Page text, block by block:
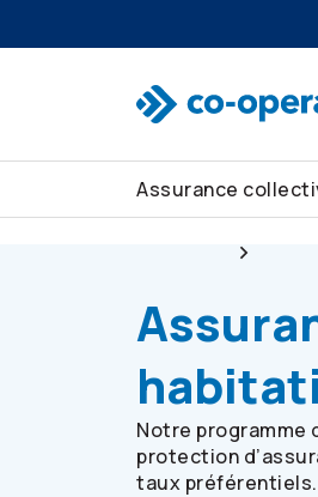
Assurance
Notre programme
protection
taux préférentiels.